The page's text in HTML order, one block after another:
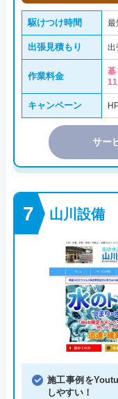
駆けつけ時間 最
出張見積もり 出
作業料金
キャンペーン
サー
山川設備
施工事例を
しやすい！